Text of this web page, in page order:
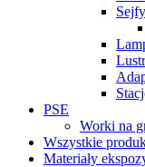
PSE
Worki na
Wszystkie
Materiały